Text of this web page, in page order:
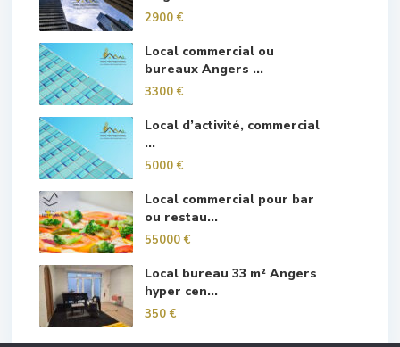
2900 €
Local commercial ou
bureaux Angers ...
3300 €
Local d’activité, commercial
...
5000 €
Local commercial pour bar
ou restau...
55000 €
Local bureau 33 m² Angers
hyper cen...
350 €